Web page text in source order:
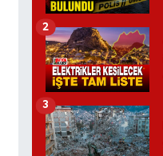
2
3